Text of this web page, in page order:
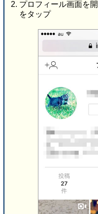
プロフィール画面を
をタップ